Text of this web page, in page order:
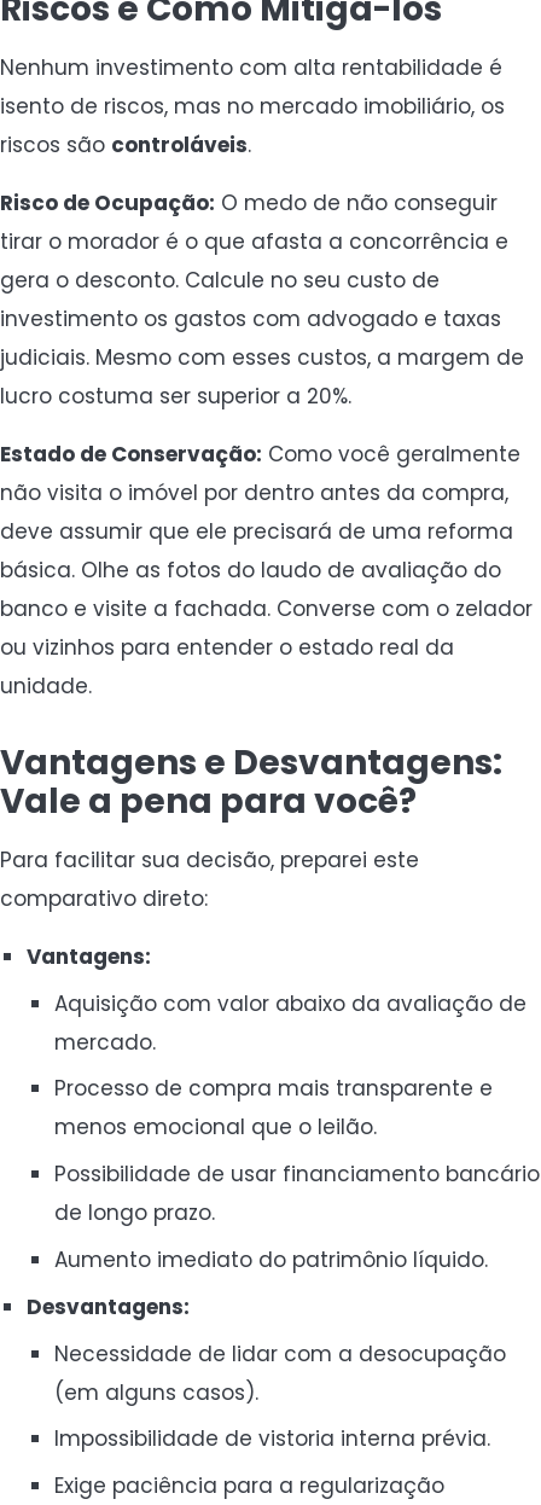
Nenhum investimento com alta rentabilidade é
isento de riscos, mas no mercado imobiliário, os
riscos são controláveis.
Risco de Ocupação: O medo de não conseguir
tirar o morador é o que afasta a concorrência e
gera o desconto. Calcule no seu custo de
investimento os gastos com advogado e taxas
judiciais. Mesmo com esses custos, a margem de
lucro costuma ser superior a 20%.
Estado de Conservação: Como você geralmente
não visita o imóvel por dentro antes da compra,
deve assumir que ele precisará de uma reforma
básica. Olhe as fotos do laudo de avaliação do
banco e visite a fachada. Converse com o zelador
ou vizinhos para entender o estado real da
unidade.
Vantagens e Desvantagens:
Vale a pena para você?
Para facilitar sua decisão, preparei este
comparativo direto:
Vantagens:
Aquisição com valor abaixo da avaliação de
mercado.
Processo de compra mais transparente e
menos emocional que o leilão.
Possibilidade de usar financiamento bancário
de longo prazo.
Aumento imediato do patrimônio líquido.
Desvantagens:
Necessidade de lidar com a desocupação
(em alguns casos).
Impossibilidade de vistoria interna prévia.
Exige paciência para a regularização